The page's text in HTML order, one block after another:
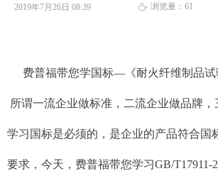
2019年7月26日 08:39 ꄘ 浏览量： 61
费普福带您学国标—《耐火纤维制品试
所谓一流企业做标准，二流企业做品牌，
学习国标是必须的，是企业的产品符合国
要求，今天，费普福带您学习GB/T17911-